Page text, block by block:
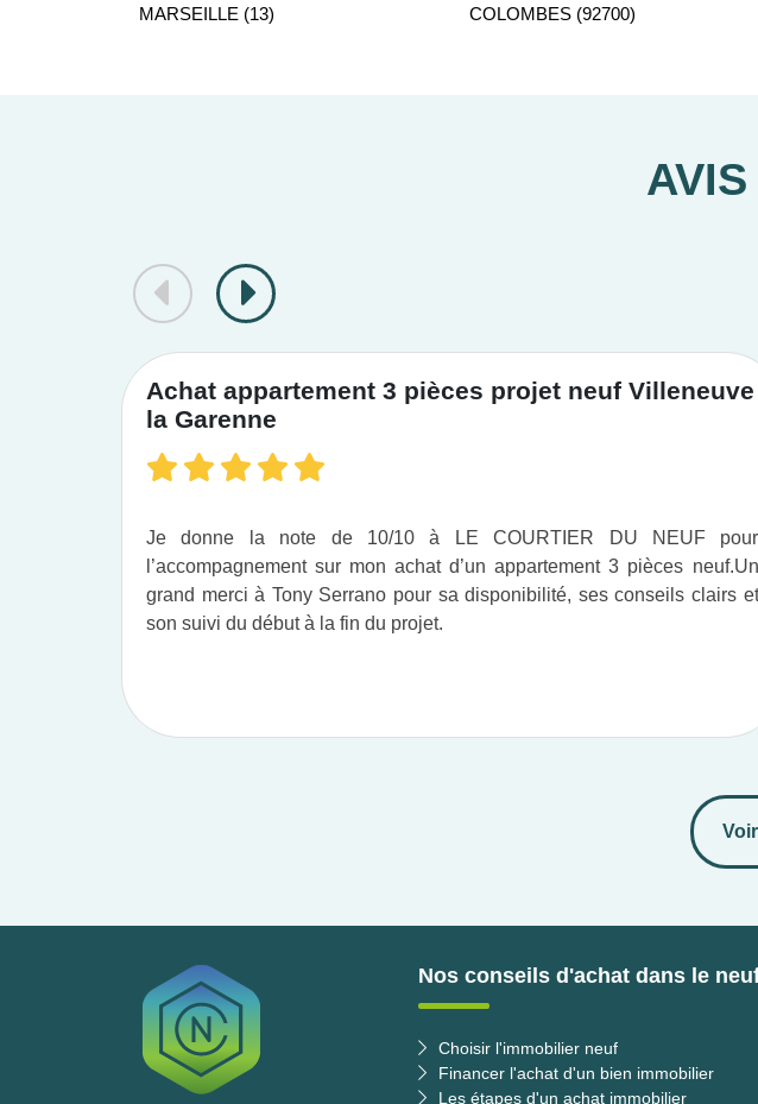
MARSEILLE (13)
COLOMBES (92700)
Achat appartement 3 pièces projet neuf Villeneuve
la Garenne
Je donne la note de 10/10 à LE COURTIER DU NEUF pour
l’accompagnement sur mon achat d’un appartement 3 pièces neuf.​ Un
grand merci à Tony Serrano pour sa disponibilité, ses conseils clairs et
son suivi du début à la fin du projet.​
Nos conseils d'achat dans le
Choisir l'immobilier neuf
Financer l'achat d'un bien immobilier
Les étapes d'un achat immobilier